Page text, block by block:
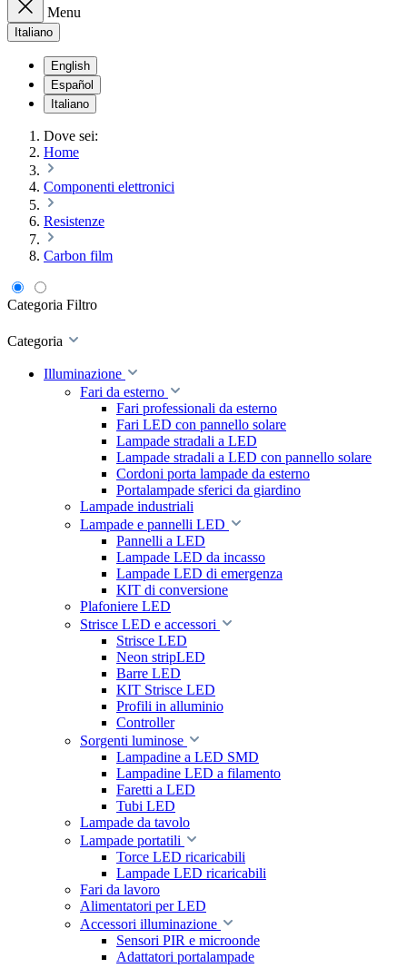
Menu
Italiano
English
Español
Italiano
Dove sei:
Home
Componenti elettronici
Resistenze
Carbon film
Categoria Filtro
Categoria
Illuminazione
Fari da esterno
Fari professionali da esterno
Fari LED con pannello solare
Lampade stradali a LED
Lampade stradali a LED con pannello solare
Cordoni porta lampade da esterno
Portalampade sferici da giardino
Lampade industriali
Lampade e pannelli LED
Pannelli a LED
Lampade LED da incasso
Lampade LED di emergenza
KIT di conversione
Plafoniere LED
Strisce LED e accessori
Strisce LED
Neon stripLED
Barre LED
KIT Strisce LED
Profili in alluminio
Controller
Sorgenti luminose
Lampadine a LED SMD
Lampadine LED a filamento
Faretti a LED
Tubi LED
Lampade da tavolo
Lampade portatili
Torce LED ricaricabili
Lampade LED ricaricabili
Fari da lavoro
Alimentatori per LED
Accessori illuminazione
Sensori PIR e microonde
Adattatori portalampade